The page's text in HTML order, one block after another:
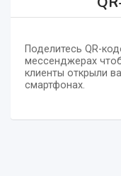
Поделитесь QR-
мессенджерах
клиенты открыли
смартфонах.